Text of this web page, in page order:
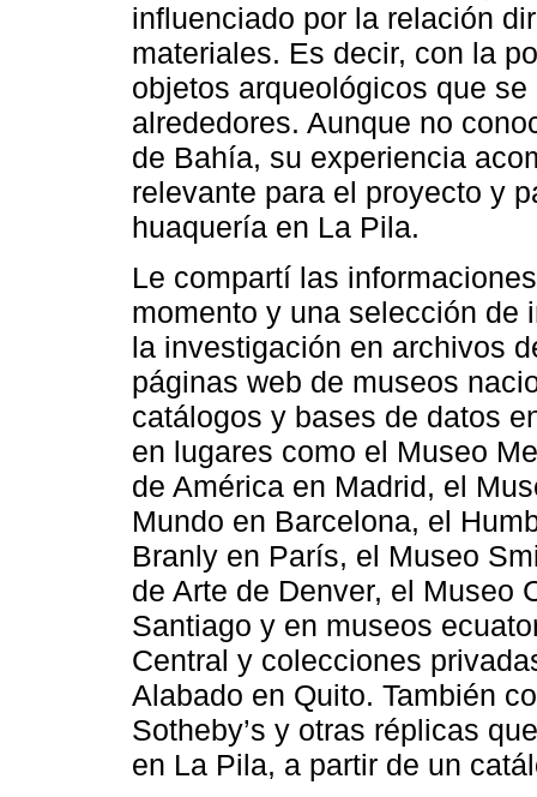
influenciado por la relación
materiales. Es decir, con la
objetos arqueológicos que
alrededores. Aunque no
de Bahía, su experiencia
relevante para el proyecto y
huaquería en La Pila.
Le compartí las
momento y una selección de
la investigación en archivos
páginas web de museos
catálogos y bases de datos
en lugares como el Museo
de América en Madrid, el
Mundo en Barcelona, el
Branly en París, el Museo
de Arte de Denver, el Museo
Santiago y en museos
Central y colecciones
Alabado en Quito. También
Sotheby’s y otras réplicas
en La Pila, a partir de un